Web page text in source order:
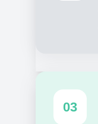
03